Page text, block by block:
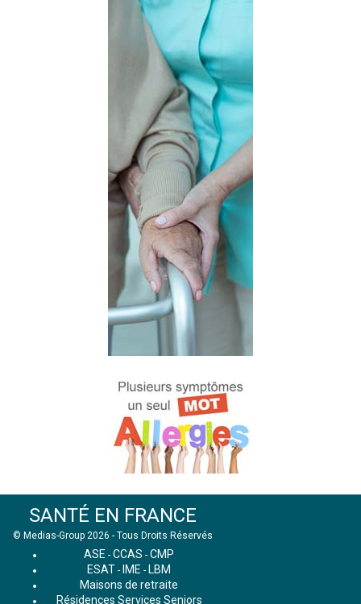
SANTÉ EN FRANCE
© Medias-Group 2026 - Tous Droits Réservés
ASE - CCAS - CMP
ESAT - IME - LBM
Maisons de retraite
Résidences Services Seniors